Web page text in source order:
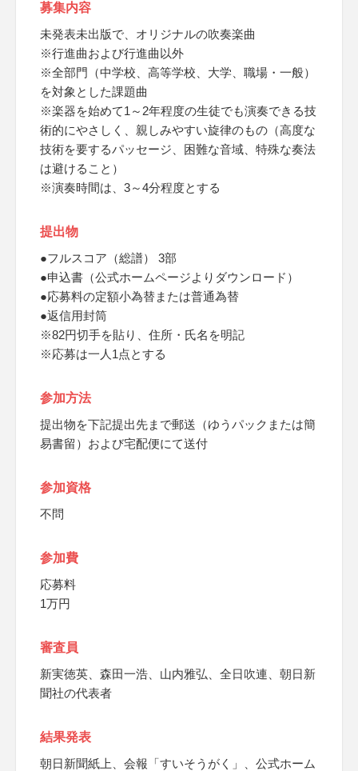
募集内容
未発表未出版で、オリジナルの吹奏楽曲
※行進曲および行進曲以外
※全部門（中学校、高等学校、大学、職場・一般）
を対象とした課題曲
※楽器を始めて1～2年程度の生徒でも演奏できる技
術的にやさしく、親しみやすい旋律のもの（高度な
技術を要するパッセージ、困難な音域、特殊な奏法
は避けること）
※演奏時間は、3～4分程度とする
提出物
●フルスコア（総譜） 3部
●申込書（公式ホームページよりダウンロード）
●応募料の定額小為替または普通為替
●返信用封筒
※82円切手を貼り、住所・氏名を明記
※応募は一人1点とする
参加方法
提出物を下記提出先まで郵送（ゆうパックまたは簡
易書留）および宅配便にて送付
参加資格
不問
参加費
応募料
1万円
審査員
新実徳英、森田一浩、山内雅弘、全日吹連、朝日新
聞社の代表者
結果発表
朝日新聞紙上、会報「すいそうがく」、公式ホーム